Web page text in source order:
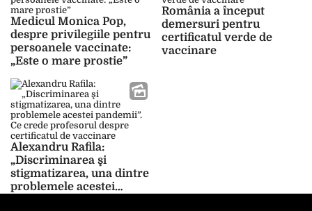
Medicul Monica Pop,
despre privilegiile pentru
persoanele vaccinate:
„Este o mare prostie”
România a început
demersuri pentru
certificatul verde de
vaccinare
Alexandru Rafila:
„Discriminarea şi
stigmatizarea, una dintre
problemele acestei